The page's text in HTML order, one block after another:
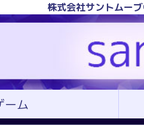
株式会社サントムー
ーム